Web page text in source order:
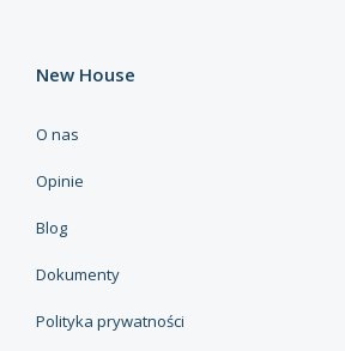
New House
O nas
Opinie
Blog
Dokumenty
Polityka prywatności